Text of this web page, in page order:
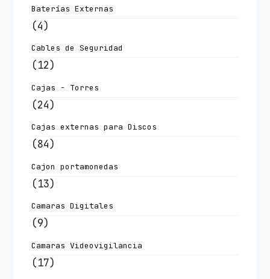
Baterías Externas
(4)
Cables de Seguridad
(12)
Cajas - Torres
(24)
Cajas externas para Discos
(84)
Cajon portamonedas
(13)
Camaras Digitales
(9)
Camaras Videovigilancia
(17)